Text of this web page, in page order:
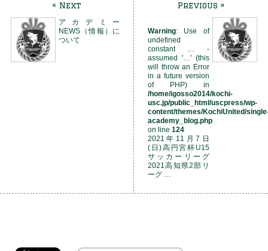
« Next
アカデミー
NEWS（情報）に
ついて
Previous »
Warning: Use of
undefined
constant … -
assumed '…' (this
will throw an Error
in a future version
of PHP) in
/home/igosso2014/kochi-
usc.jp/public_html/uscpress/wp-
content/themes/KochiUnited/
academy_blog.php
on line 124
2021年11月7日
(日)高円宮杯U15
サッカーリーグ
2021高知県2部リ
ーグ …